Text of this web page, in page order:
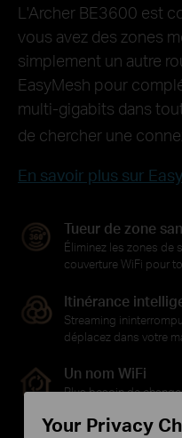
L'Archer BE3600 est
vous avez des zones
simplement un autre
EasyMesh pour
multi-gigabits dans
de chercher une
En savoir plus sur
Tueur de zone
Éliminez les zones de
couverture WiFi pour
Itinérance
Streaming
déplacez dans votre
Un nom WiFi
Plus besoin de
Your Privacy